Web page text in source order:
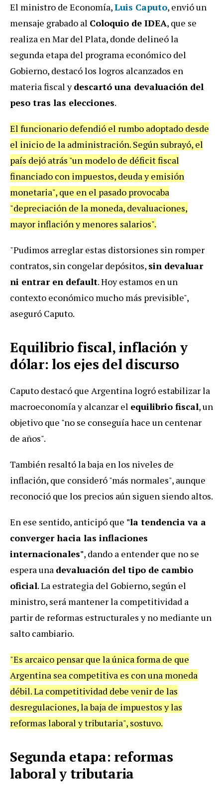
El ministro de Economía,Luis Caputo, envió un
mensaje grabado al Coloquio de IDEA, que se
realiza en Mar del Plata, donde delineó la
segunda etapa del programa económico del
Gobierno, destacó los logros alcanzados en
materia fiscal ydescartó una devaluación del
peso tras las elecciones.
El funcionario defendió el rumbo adoptado desde
el inicio de la administración. Según subrayó, el
país dejó atrás "un modelo de déficit fiscal
financiado con impuestos, deuda y emisión
monetaria", que en el pasado provocaba
"depreciación de la moneda, devaluaciones,
mayor inflación y menores salarios".
"Pudimos arreglar estas distorsiones sin romper
contratos, sin congelar depósitos, sin devaluar
ni entrar en default. Hoy estamos en un
contexto económico mucho más previsible",
aseguró Caputo.
Equilibrio fiscal, inflación y
dólar: los ejes del discurso
Caputo destacó que Argentina logró estabilizar la
macroeconomía y alcanzar el equilibrio fiscal, un
objetivo que "no se conseguía hace un centenar
de años".
También resaltó la baja en los niveles de
inflación, que consideró "más normales", aunque
reconoció que los precios aún siguen siendo altos.
En ese sentido, anticipó que "la tendencia va a
converger hacia las inflaciones
internacionales", dando a entender que no se
espera una devaluación del tipo de cambio
oficial. La estrategia del Gobierno, según el
ministro, será mantener la competitividad a
partir de reformas estructurales y no mediante un
salto cambiario.
"Es arcaico pensar que la única forma de que
Argentina sea competitiva es con una moneda
débil. La competitividad debe venir de las
desregulaciones, la baja de impuestos y las
reformas laboral y tributaria", sostuvo.
Segunda etapa: reformas
laboral y tributaria